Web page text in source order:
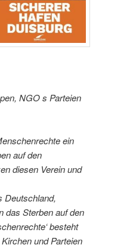
NGO s Parteien
ein
auf den
diesen Verein und
Deutschland,
das Sterben auf den
besteht
und Parteien